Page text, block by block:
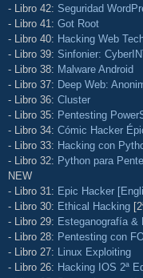
- Libro 42: Seguridad
- Libro 41: Got Root
- Libro 40: Hacking Web
- Libro 39: Sinfonier:
- Libro 38: Malware Android
- Libro 37: Deep Web:
- Libro 36: Cluster
- Libro 35: Pentesting
- Libro 34: Cómic Hacker
- Libro 33: Hacking con
- Libro 32: Python para
NEW
- Libro 31: Epic Hacker
- Libro 30: Ethical Hacking
- Libro 29: Esteganografía &
- Libro 28: Pentesting con
- Libro 27: Linux Exploiting
- Libro 26: Hacking IOS 2ª